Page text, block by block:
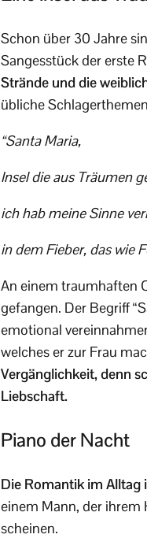
Schon über 30 Jahre
Sangesstück der erste
Strände und die
übliche
“Santa Maria,
Insel die aus Träumen
ich hab meine Sinne
in dem Fieber, das wie
An einem traumhaften
gefangen. Der Begriff
emotional
welches er zur Frau
Vergänglichkeit, denn
Liebschaft.
Piano der Nacht
Die Romantik im Alltag
einem Mann, der ihrem
scheinen.